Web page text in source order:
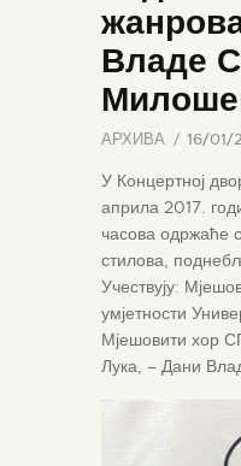
Владе
АРХИВА 16/01/
У Концертној
априла 2017.
часова одржаће
стилова,
Учествују:
умјетности
Мјешовити хор
Лука, – Дани